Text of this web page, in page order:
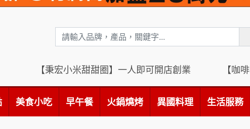
【秉宏小米甜甜圈】一人即可開店創業
美食小吃 早午餐 火鍋燒烤 異國料理 生活服務